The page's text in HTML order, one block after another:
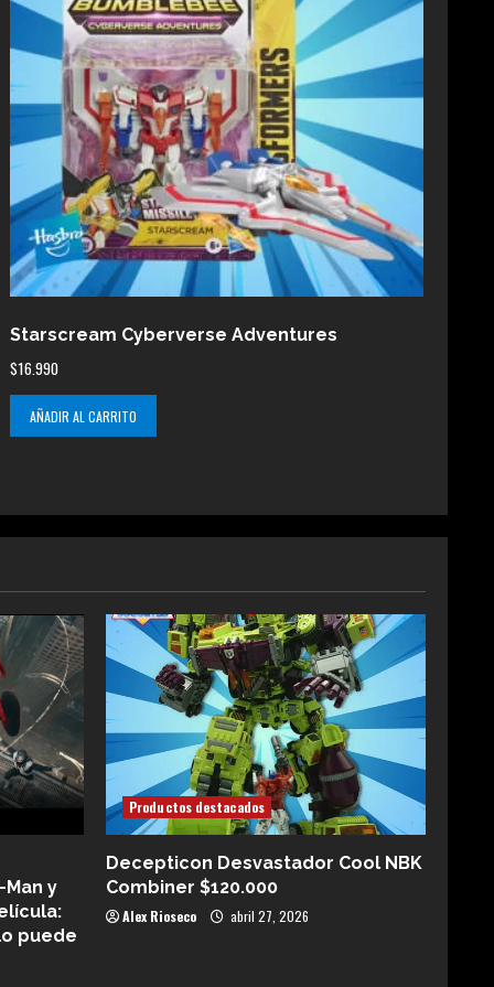
Starscream Cyberverse Adventures
$16.990
AÑADIR AL CARRITO
y
puede
Productos destacados
Decepticon Desvastador Cool NBK
Combiner $120.000
Alex Rioseco abril 27, 2026